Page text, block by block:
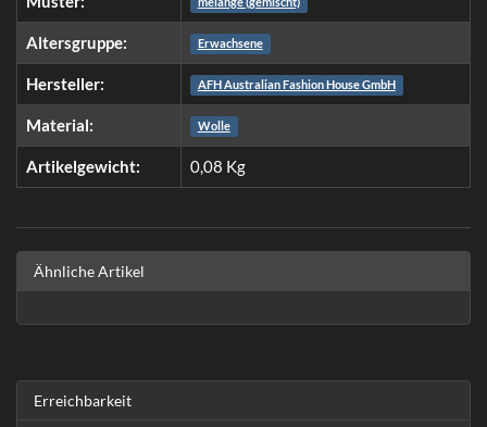
Altersgruppe: Erwachsene
Hersteller: AFH Australian Fashion House GmbH
Material: Wolle
Artikelgewicht: 0,08 Kg
Ähnliche Artikel
Erreichbarkeit